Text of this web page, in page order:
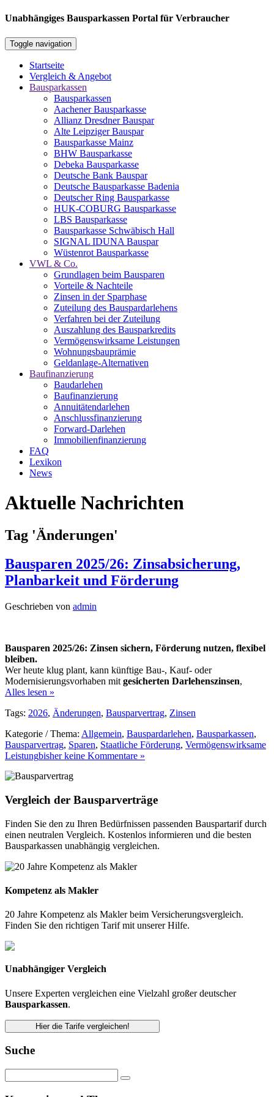
Unabhängiges Bausparkassen Portal für Verbraucher
Toggle navigation
Startseite
Vergleich & Angebot
Bausparkassen
Bausparkassen
Aachener Bausparkasse
Allianz Dresdner Bauspar
Alte Leipziger Bauspar
Bausparkasse Mainz
BHW Bausparkasse
Debeka Bausparkasse
Deutsche Bank Bauspar
Deutsche Bausparkasse Badenia
Deutscher Ring Bausparkasse
HUK-COBURG Bausparkasse
LBS Bausparkasse
Bausparkasse Schwäbisch Hall
SIGNAL IDUNA Bauspar
Wüstenrot Bausparkasse
VWL & Co.
Grundlagen beim Bausparen
Vorteile & Nachteile
Zinsen in der Sparphase
Zuteilung des Bauspardarlehens
Verfahren bei der Zuteilung
Auszahlung des Bausparkredits
Vermögenswirksame Leistungen
Wohnungsbauprämie
Geldanlage-Alternativen
Baufinanzierung
Baudarlehen
Baufinanzierung
Annuitätendarlehen
Anschlussfinanzierung
Forward-Darlehen
Immobilienfinanzierung
FAQ
Lexikon
News
Aktuelle Nachrichten
Tag 'Änderungen'
Bausparen 2025/26: Zinsabsicherung,
Planbarkeit und Förderung
Geschrieben von admin
Bausparen 2025/26: Zinsen sichern, Förderung nutzen, flexibel
bleiben.
Wer heute klug plant, kann künftige Bau-, Kauf- oder
Modernisierungsvorhaben mit gesicherten Darlehenszinsen,
Alles lesen »
Tags: 2026, Änderungen, Bausparvertrag, Zinsen
Kategorie / Thema: Allgemein, Bauspardarlehen, Bausparkassen,
Bausparvertrag, Sparen, Staatliche Förderung, Vermögenswirksame
Leistungbisher keine Kommentare »
Vergleich der Bausparverträge
Finden Sie den zu Ihren Bedürfnissen passenden Bauspartarif durch
einen neutralen Vergleich. Kostenlos informieren und die besten
Bausparkassen unabhängig vergleichen.
Kompetenz als Makler
20 Jahre Kompetenz als Makler beim Versicherungsvergleich.
Finden Sie den richtigen Tarif mit unserer Hilfe.
Unabhängiger Vergleich
Unsere Experten vergleichen eine Vielzahl großer deutscher
Bausparkassen.
Hier die Tarife vergleichen!
Suche